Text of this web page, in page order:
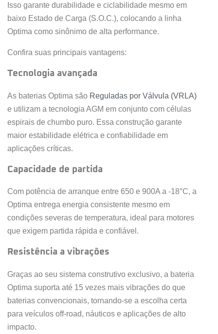
Isso garante durabilidade e ciclabilidade mesmo em
baixo Estado de Carga (S.O.C.), colocando a linha
Optima como sinônimo de alta performance.
Confira suas principais vantagens:
Tecnologia avançada
As baterias Optima são Reguladas por Válvula (VRLA)
e utilizam a tecnologia AGM em conjunto com células
espirais de chumbo puro. Essa construção garante
maior estabilidade elétrica e confiabilidade em
aplicações críticas.
Capacidade de partida
Com potência de arranque entre 650 e 900A a -18°C, a
Optima entrega energia consistente mesmo em
condições severas de temperatura, ideal para motores
que exigem partida rápida e confiável.
Resistência a vibrações
Graças ao seu sistema construtivo exclusivo, a bateria
Optima suporta até 15 vezes mais vibrações do que
baterias convencionais, tornando-se a escolha certa
para veículos off-road, náuticos e aplicações de alto
impacto.